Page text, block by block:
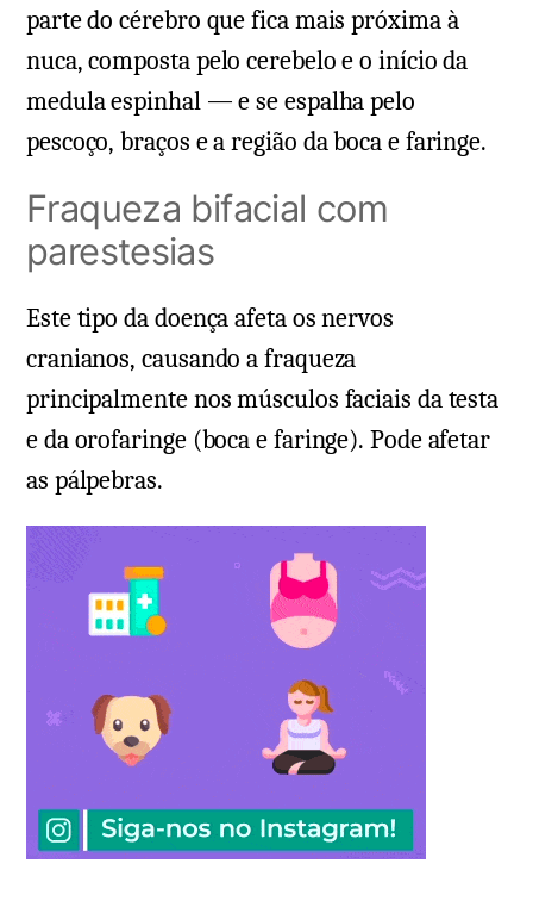
parte do cérebro que fica mais próxima à
nuca, composta pelo cerebelo e o início da
medula espinhal — e se espalha pelo
pescoço, braços e a região da boca e faringe.
Fraqueza bifacial com
parestesias
Este tipo da doença afeta os nervos
cranianos, causando a fraqueza
principalmente nos músculos faciais da testa
e da orofaringe (boca e faringe). Pode afetar
as pálpebras.